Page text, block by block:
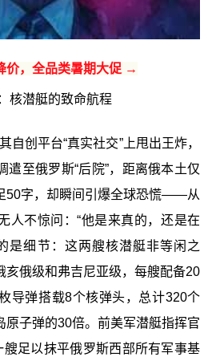
价，全品类暑期大促 →
核潜艇的致命航程
自创平台“真实社交”上甩出王炸，
遣至俄罗斯“后院”，距离俄本土仅
50字，却瞬间引爆全球恐慌——从
人不惊问：“他是来真的，还是在
是细节：这两艘核潜艇非等闲之
亥俄级和弗吉尼亚级，每艘配备20
导弹搭载8个核弹头，总计320个
原子弹的30倍。前美军潜艇指挥官
艘足以抹平俄罗斯西部所有军事基